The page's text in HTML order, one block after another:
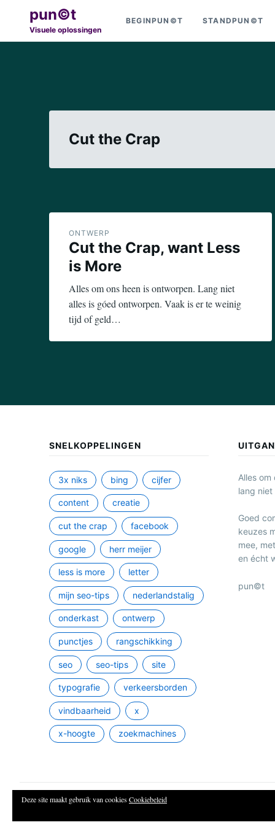
Zoeken
naar:
pun©t
Visuele oplossingen
BEGINPUN©T STANDPUN©T
Cut the Crap
ONTWERP
Cut the Crap, want Less
is More
Alles om ons heen is ontworpen. Lang niet
alles is góed ontworpen. Vaak is er te weinig
tijd of geld…
SNELKOPPELINGEN
3x niks bing cijfer
content creatie
cut the crap facebook
google herr meijer
less is more letter
mijn seo-tips nederlandstalig
onderkast ontwerp
punctjes rangschikking
seo seo-tips site
typografie verkeersborden
vindbaarheid x
x-hoogte zoekmachines
Alles
lang
Goed
keuzes
mee,
en écht
pun©t
Deze site maakt gebruik van cookiesCookiebeleid